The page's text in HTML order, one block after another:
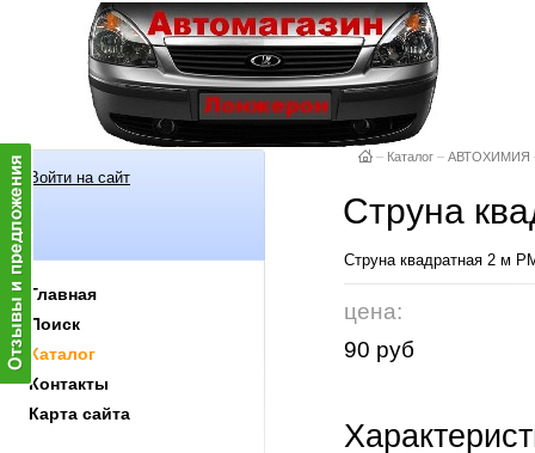
Войти на сайт
Главная
Поиск
Каталог
Контакты
Карта сайта
– Каталог – АВТОХИМИЯ
Струна
Струна квадратная 2 м
цена:
90 руб